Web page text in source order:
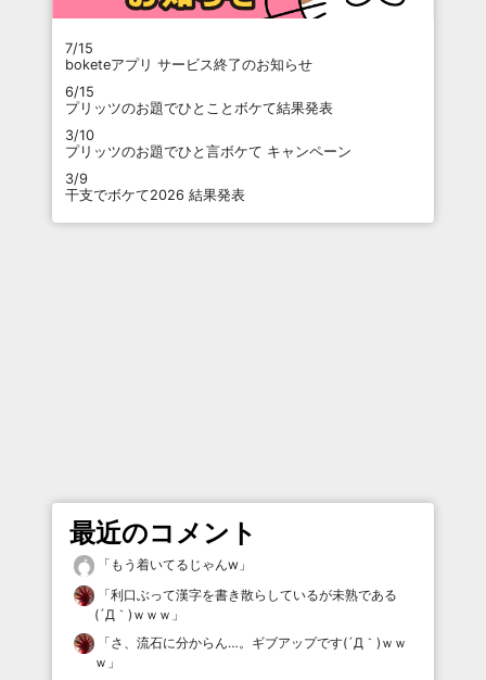
7/15
boketeアプリ サービス終了のお知らせ
6/15
プリッツのお題でひとことボケて結果発表
3/10
プリッツのお題でひと言ボケて キャンペーン
3/9
干支でボケて2026 結果発表
最近のコメント
「 もう着いてるじゃんw 」
「利口ぶって漢字を書き散らしているが未熟である
(´Д｀)ｗｗｗ 」
「さ、流石に分からん…。ギブアップです(´Д｀)ｗｗ
ｗ 」